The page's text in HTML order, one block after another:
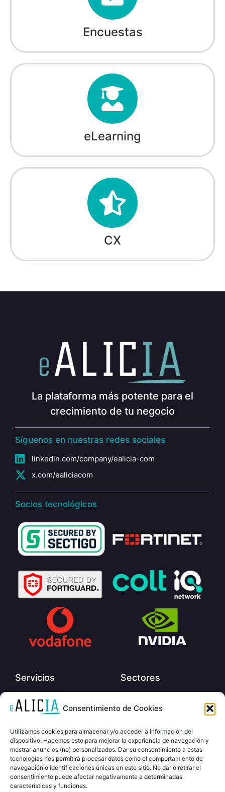
Consentimiento de Cookies
Utilizamos cookies para almacenar y/o acceder a información del
dispositivo. Hacemos esto para mejorar la experiencia de navegación y
mostrar anuncios (no) personalizados. Dar su consentimiento a estas
tecnologías nos permitirá procesar datos como el comportamiento de
navegación o identificaciones únicas en este sitio. No dar o retirar el
consentimiento puede afectar negativamente a determinadas
características y funciones.
Encuestas
eLearning
CX
La plataforma más potente para el
crecimiento de tu negocio
Síguenos en nuestras redes sociales
linkedin.com/company/ealicia-com
x.com/ealiciacom
Socios tecnológicos
Servicios
Encuestas
Evaluaciones con IA
Análisis de Llamadas con IA
eLearning
Customer Experience
Sectores
Automoción
Industria
Servicios financieros
Minorista / Retail